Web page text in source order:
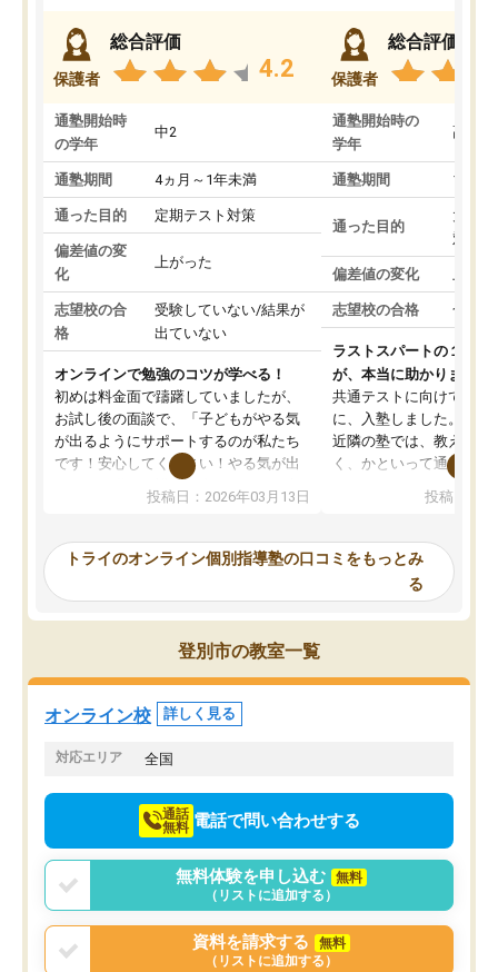
保護者
総合評価
4.2
通塾開始時
の学年
中2
通塾期間 4ヵ月～1年未満
通った目的 定期テスト対策
偏差値の変
化
上がった
志望校の合
格
受験していない/結果が
出ていない
オンラインで勉強のコツが学べる！
初めは料金面で躊躇していましたが、
お試し後の面談で、「子どもがやる気
が出るようにサポートするのが私たち
です！安心してください！やる気が出
ないのは私たち講師の責任です」と言
ってくださり、確かに！と考えて、思
ったんですが、学生の先生から学ぶこ
み、徐々に成績が上がったらいいなと
思っていました。何が今足りないのか
を的確に指導いただき、子どももびっ
くりするほど楽しんでやる気を持って
塾を受けています。狙い通り、少しず
つ成績も上がり、苦手意識も無くなっ
てきたので、さらに苦手な数学も追加
でお願いしました。来年の高校受験に
投稿日：2026年03月13日
保護者
総合評価
通塾開始時の
学年
高3
通塾期間 1～3
通った目的
大学
対策
偏差値の変化
志望校の合格 合格
ラストスパートの１か月
が、本当に助かりました
共通テストに向けての追
に、入塾しました。田舎
近隣の塾では、教えても
く、かといって通うには
可能なので本当に助か
らないところをピンポイ
頂いて、とてもわかり
していました。一生を
スト、多少お金がかかっ
投稿日：
トライのオンライン個別指導塾の口コミをもっとみ
る
登別市の教室一覧
オンライン校 詳しく見る
対応エリア 全国
通話
無料 電話で問い合わせする
無料体験を申し込む
無料
（リストに追加する）
資料を請求する
無料
（リストに追加する）